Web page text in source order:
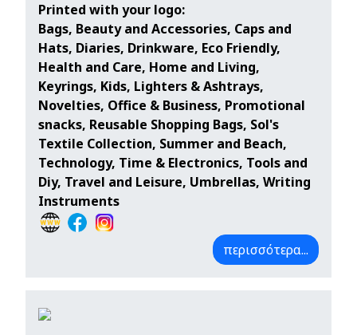
Printed with your logo:
Bags, Beauty and Accessories, Caps and
Hats, Diaries, Drinkware, Eco Friendly,
Health and Care, Home and Living,
Keyrings, Kids, Lighters & Ashtrays,
Novelties, Office & Business, Promotional
snacks, Reusable Shopping Bags, Sol's
Textile Collection, Summer and Beach,
Technology, Time & Electronics, Tools and
Diy, Travel and Leisure, Umbrellas, Writing
Instruments
περισσότερα...